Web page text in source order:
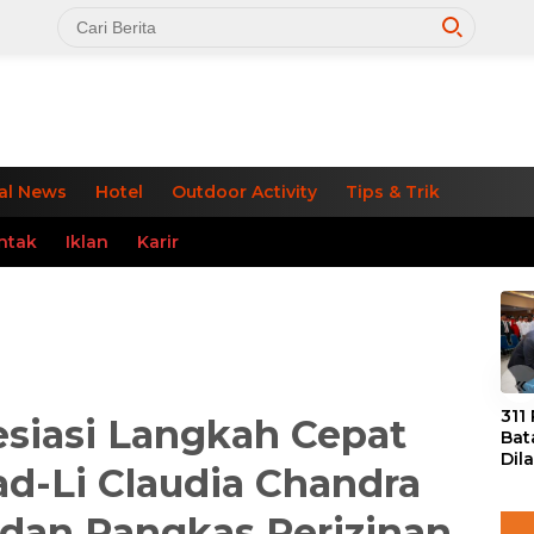
News Hotel Outdoor Activity Tips & Trik
Iklan Karir
Langkah Cepat
Li Claudia Chandra
«